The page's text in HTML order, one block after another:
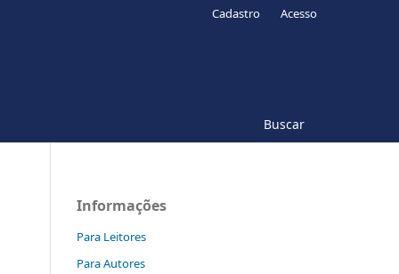
Buscar
Cadastro Acesso
Informações
Para Leitores
Para Autores